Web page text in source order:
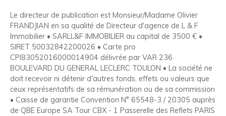
Le directeur de publication est Monsieur/Madame Olivier
FRANDJIAN en sa qualité de Directeur d'agence de L & F
Immobilier • SARLL&F IMMOBILIER au capital de 3500 € •
SIRET 50032842200026 • Carte pro
CPI83052016000014904 délivrée par VAR 236
BOULEVARD DU GENERAL LECLERC TOULON • La société ne
doit recevoir ni détenir d'autres fonds, effets ou valeurs que
ceux représentatifs de sa rémunération ou de sa commission
• Caisse de garantie Convention N° 65548-3 / 20305 auprès
de QBE Europe SA Tour CBX - 1 Passerelle des Reflets PARIS